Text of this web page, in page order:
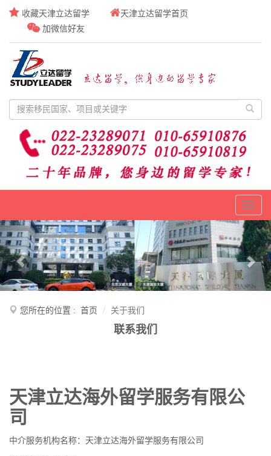
收藏天津立达留学
天津立达留学首页
加微信好友
Toggle
Previous
您所在的位置 : 首页 关于我们
联系我们
天津立达海外留学服务有限公
司
中介服务机构名称：天津立达海外留学服务有限公司